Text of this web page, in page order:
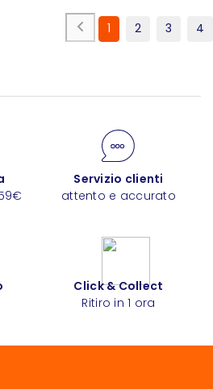
1 2 3 4
Servizio clienti
attento e accurato
Click & Collect
Ritiro in 1 ora